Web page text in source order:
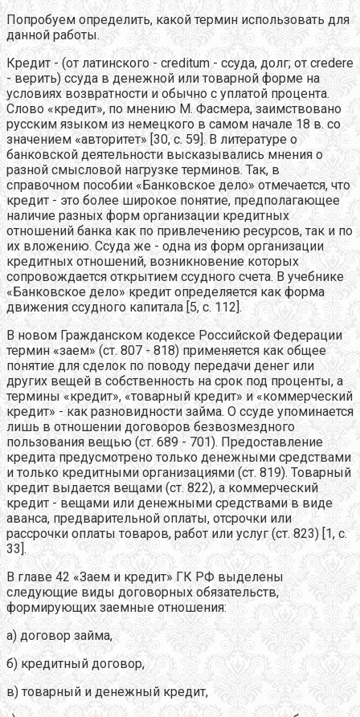
Попробуем определить, какой термин использовать для
данной работы.
Кредит - (от латинского - creditum - ссуда, долг; от credere
- верить) ссуда в денежной или товарной форме на
условиях возвратности и обычно с уплатой процента.
Слово «кредит», по мнению М. Фасмера, заимствовано
русским языком из немецкого в самом начале 18 в. со
значением «авторитет» [30, с. 59]. В литературе о
банковской деятельности высказывались мнения о
разной смысловой нагрузке терминов. Так, в
справочном пособии «Банковское дело» отмечается, что
кредит - это более широкое понятие, предполагающее
наличие разных форм организации кредитных
отношений банка как по привлечению ресурсов, так и по
их вложению. Ссуда же - одна из форм организации
кредитных отношений, возникновение которых
сопровождается открытием ссудного счета. В учебнике
«Банковское дело» кредит определяется как форма
движения ссудного капитала [5, с. 112].
В новом Гражданском кодексе Российской Федерации
термин «заем» (ст. 807 - 818) применяется как общее
понятие для сделок по поводу передачи денег или
других вещей в собственность на срок под проценты, а
термины «кредит», «товарный кредит» и «коммерческий
кредит» - как разновидности займа. О ссуде упоминается
лишь в отношении договоров безвозмездного
пользования вещью (ст. 689 - 701). Предоставление
кредита предусмотрено только денежными средствами
и только кредитными организациями (ст. 819). Товарный
кредит выдается вещами (ст. 822), а коммерческий
кредит - вещами или денежными средствами в виде
аванса, предварительной оплаты, отсрочки или
рассрочки оплаты товаров, работ или услуг (ст. 823) [1, с.
33].
В главе 42 «Заем и кредит» ГК РФ выделены
следующие виды договорных обязательств,
формирующих заемные отношения:
а) договор займа,
б) кредитный договор,
в) товарный и денежный кредит,